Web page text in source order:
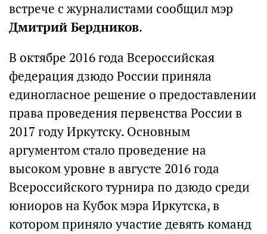
встрече с журналистами сообщил мэр
Дмитрий Бердников.
В октябре 2016 года Всероссийская
федерация дзюдо России приняла
единогласное решение о предоставлении
права проведения первенства России в
2017 году Иркутску. Основным
аргументом стало проведение на
высоком уровне в августе 2016 года
Всероссийского турнира по дзюдо среди
юниоров на Кубок мэра Иркутска, в
котором приняло участие девять команд